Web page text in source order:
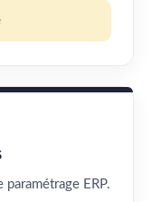
ERP.